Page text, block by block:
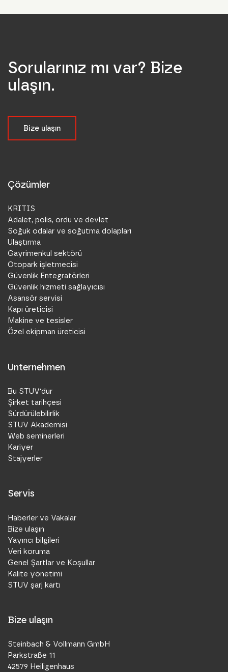
Sorularınız mı var? Bize
ulaşın.
Bize ulaşın
Çözümler
KRITIS
Adalet, polis, ordu ve devlet
Soğuk odalar ve soğutma dolapları
Ulaştırma
Gayrimenkul sektörü
Otopark işletmecisi
Güvenlik Entegratörleri
Güvenlik hizmeti sağlayıcısı
Asansör servisi
Kapı üreticisi
Makine ve tesisler
Özel ekipman üreticisi
Unternehmen
Bu STUV'dur
Şirket tarihçesi
Sürdürülebilirlik
STUV Akademisi
Web seminerleri
Kariyer
Stajyerler
Servis
Haberler ve Vakalar
Bize ulaşın
Yayıncı bilgileri
Veri koruma
Genel Şartlar ve Koşullar
Kalite yönetimi
STUV şarj kartı
Bize ulaşın
Steinbach & Vollmann GmbH
Parkstraße 11
42579 Heiligenhaus